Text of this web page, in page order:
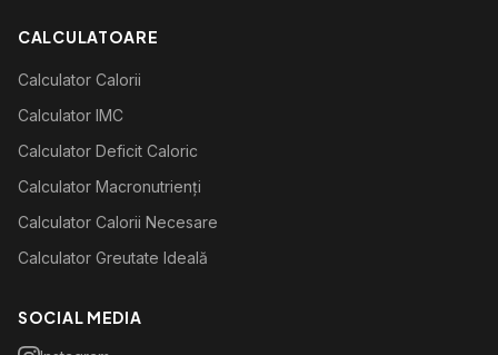
CALCULATOARE
Calculator Calorii
Calculator IMC
Calculator Deficit Caloric
Calculator Macronutrienți
Calculator Calorii Necesare
Calculator Greutate Ideală
SOCIAL MEDIA